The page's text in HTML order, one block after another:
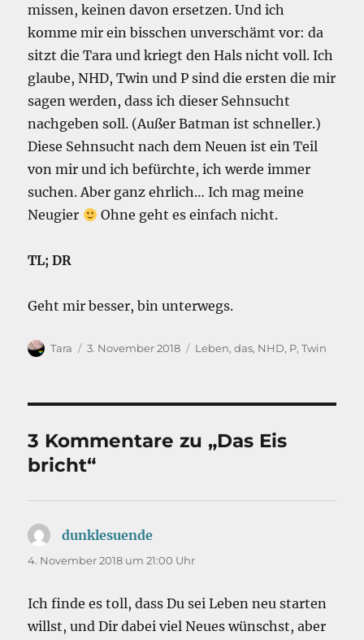
missen, keinen davon ersetzen. Und ich
komme mir ein bisschen unverschämt vor: da
sitzt die Tara und kriegt den Hals nicht voll. Ich
glaube, NHD, Twin und P sind die ersten die mir
sagen werden, dass ich dieser Sehnsucht
nachgeben soll. (Außer Batman ist schneller.)
Diese Sehnsucht nach dem Neuen ist ein Teil
von mir und ich befürchte, ich werde immer
suchen. Aber ganz ehrlich… Ich mag meine
Neugier
Ohne geht es einfach nicht.
TL; DR
Geht mir besser, bin unterwegs.
Autor
Tara
Veröffentlicht
3. November 2018 Kategorien
Leben, das, NHD, P,Twin
3 Kommentare zu „Das Eis
bricht“
dunklesuende
4. November 2018 um 21:00 Uhr
Ich finde es toll, dass Du sei Leben neu starten
willst, und Dir dabei viel Neues wünschst, aber